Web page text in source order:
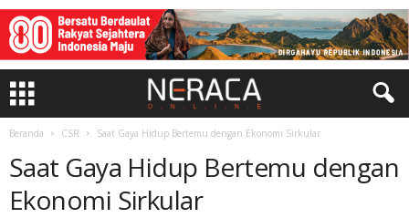
Beranda CSR Saat Gaya Hidup Bertemu dengan Ekonomi Sirkular
Saat Gaya Hidup Bertemu dengan
Ekonomi Sirkular